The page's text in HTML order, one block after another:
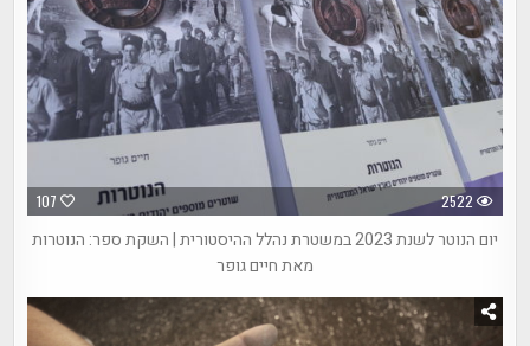
107 2522
יום הנוטר לשנת 2023 במשטרת נהלל ההיסטורית | השקת ספר: הנוטרות
מאת חיים גופר